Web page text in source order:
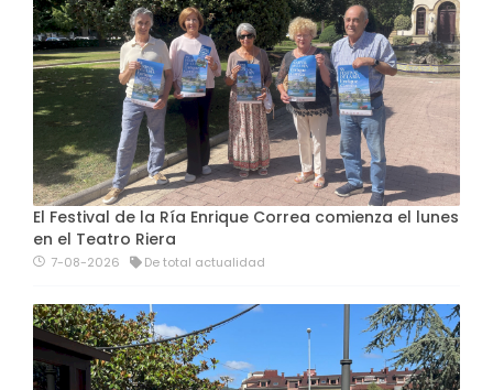
El Festival de la Ría Enrique Correa comienza el lunes
en el Teatro Riera
7-08-2026 De total actualidad